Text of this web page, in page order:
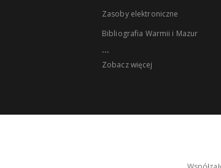
Zasoby elektroniczne
Bibliografia Warmii i Mazur
...
Zobacz więcej